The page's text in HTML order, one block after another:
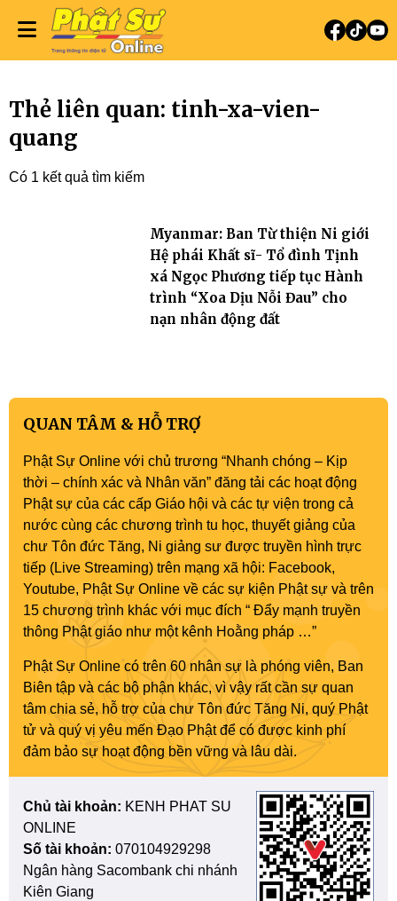
Thẻ liên quan: tinh-xa-vien-
quang
Có 1 kết quả tìm kiếm
Myanmar: Ban Từ thiện Ni giới
Hệ phái Khất sĩ- Tổ đình Tịnh
xá Ngọc Phương tiếp tục Hành
trình “Xoa Dịu Nỗi Đau” cho
nạn nhân động đất
QUAN TÂM & HỖ TRỢ
Phật Sự Online với chủ trương “Nhanh chóng – Kịp
thời – chính xác và Nhân văn” đăng tải các hoạt động
Phật sự của các cấp Giáo hội và các tự viện trong cả
nước cùng các chương trình tu học, thuyết giảng của
chư Tôn đức Tăng, Ni giảng sư được truyền hình trực
tiếp (Live Streaming) trên mạng xã hội: Facebook,
Youtube, Phật Sự Online về các sự kiện Phật sự và trên
15 chương trình khác với mục đích “ Đẩy mạnh truyền
thông Phật giáo như một kênh Hoằng pháp …”
Phật Sự Online có trên 60 nhân sự là phóng viên, Ban
Biên tập và các bộ phận khác, vì vậy rất cần sự quan
tâm chia sẻ, hỗ trợ của chư Tôn đức Tăng Ni, quý Phật
tử và quý vị yêu mến Đạo Phật để có được kinh phí
đảm bảo sự hoạt động bền vững và lâu dài.
Chủ tài khoản: KENH PHAT SU
ONLINE
Số tài khoản: 070104929298
Ngân hàng Sacombank chi nhánh
Kiên Giang